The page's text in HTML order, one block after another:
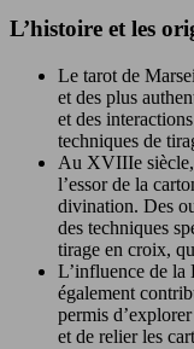
L’histoire et les
Le tarot de
et des plus
et des
techniques de
Au XVIIIe siècle,
l’essor de la
divination. Des
des techniques
tirage en croix,
L’influence de la
également
permis
et de relier les